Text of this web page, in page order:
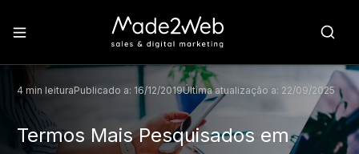
4 min leituraPublicado a: 16/12/2019Última atualização a: 22/09/2025
Termos Mais Pesquisados em